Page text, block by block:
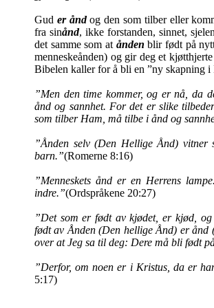
Gud er åndog den som tilber eller
fra sinånd, ikke forstanden, sinnet,
det samme som at ånden blir født på
menneskeånden) og gir deg et
Bibelen kaller for å bli en ”ny skapning i
”Men den time kommer, og er nå, da
ånd og sannhet. For det er slike
som tilber Ham, må tilbe i ånd og
”Ånden selv (Den Hellige Ånd)
barn.”(Romerne 8:16)
”Menneskets ånd er en Herrens
indre.”(Ordspråkene 20:27)
”Det som er født av kjødet, er kjød, og
født av Ånden (Den hellige Ånd) er ånd
over at Jeg sa til deg: Dere må bli født
”Derfor, om noen er i Kristus, da er
5:17)